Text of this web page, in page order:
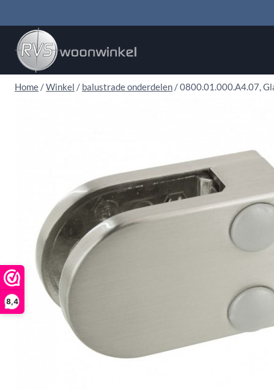
8,4
naar
inhoud
Home /Winkel / balustrade onderdelen /0800.01.000.A4.07,